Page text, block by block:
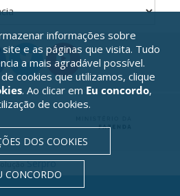
Serpro
informações sobre
e as páginas que visita. Tudo
a mais agradável possível.
cookies que utilizamos, clique
. Ao clicar em Eu concordo,
de cookies.
DOS COOKIES
CONCORDO